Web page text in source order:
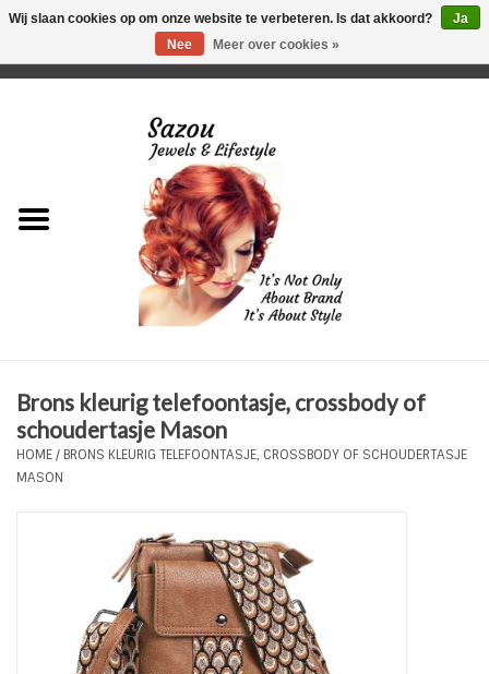
Just for Him
Plus Size Sieraden
Enkelbandjes
Haaraccesoires
Zonnebrillen
Brons kleurig telefoontasje, crossbody of
schoudertasje Mason
HOME/ BRONS KLEURIG TELEFOONTASJE, CROSSBODY OF SCHOUDERTASJE
MASON
Wij slaan cookies op om onze website te verbeteren. Is dat akkoord?
Ja
Nee
Meer over cookies »